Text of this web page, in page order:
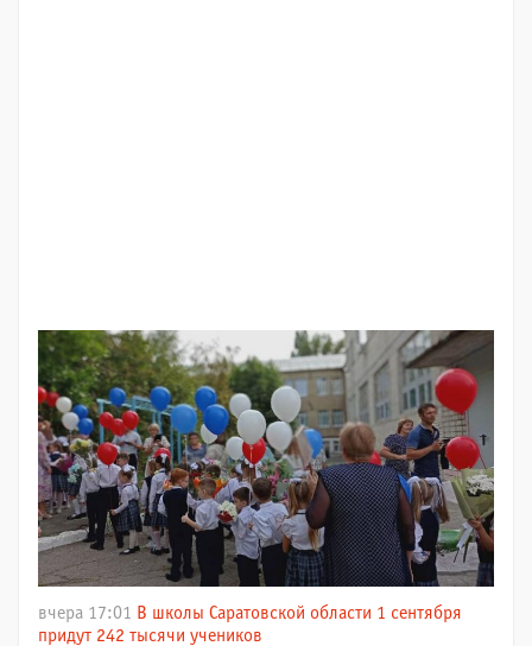
вчера 17:01 В школы Саратовской области 1 сентября
придут 242 тысячи учеников